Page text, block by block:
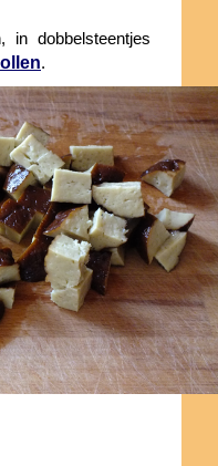
in dobbelsteentjes
.